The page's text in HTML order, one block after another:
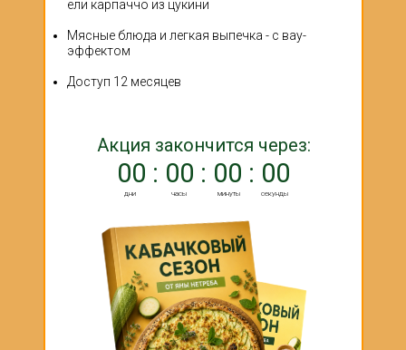
ели карпаччо из цукини
Мясные блюда и легкая выпечка - с вау-
эффектом
Доступ 12 месяцев
Акция закончится через:
секунды
минуты
дни часы
00 : 00 : 00 : 00